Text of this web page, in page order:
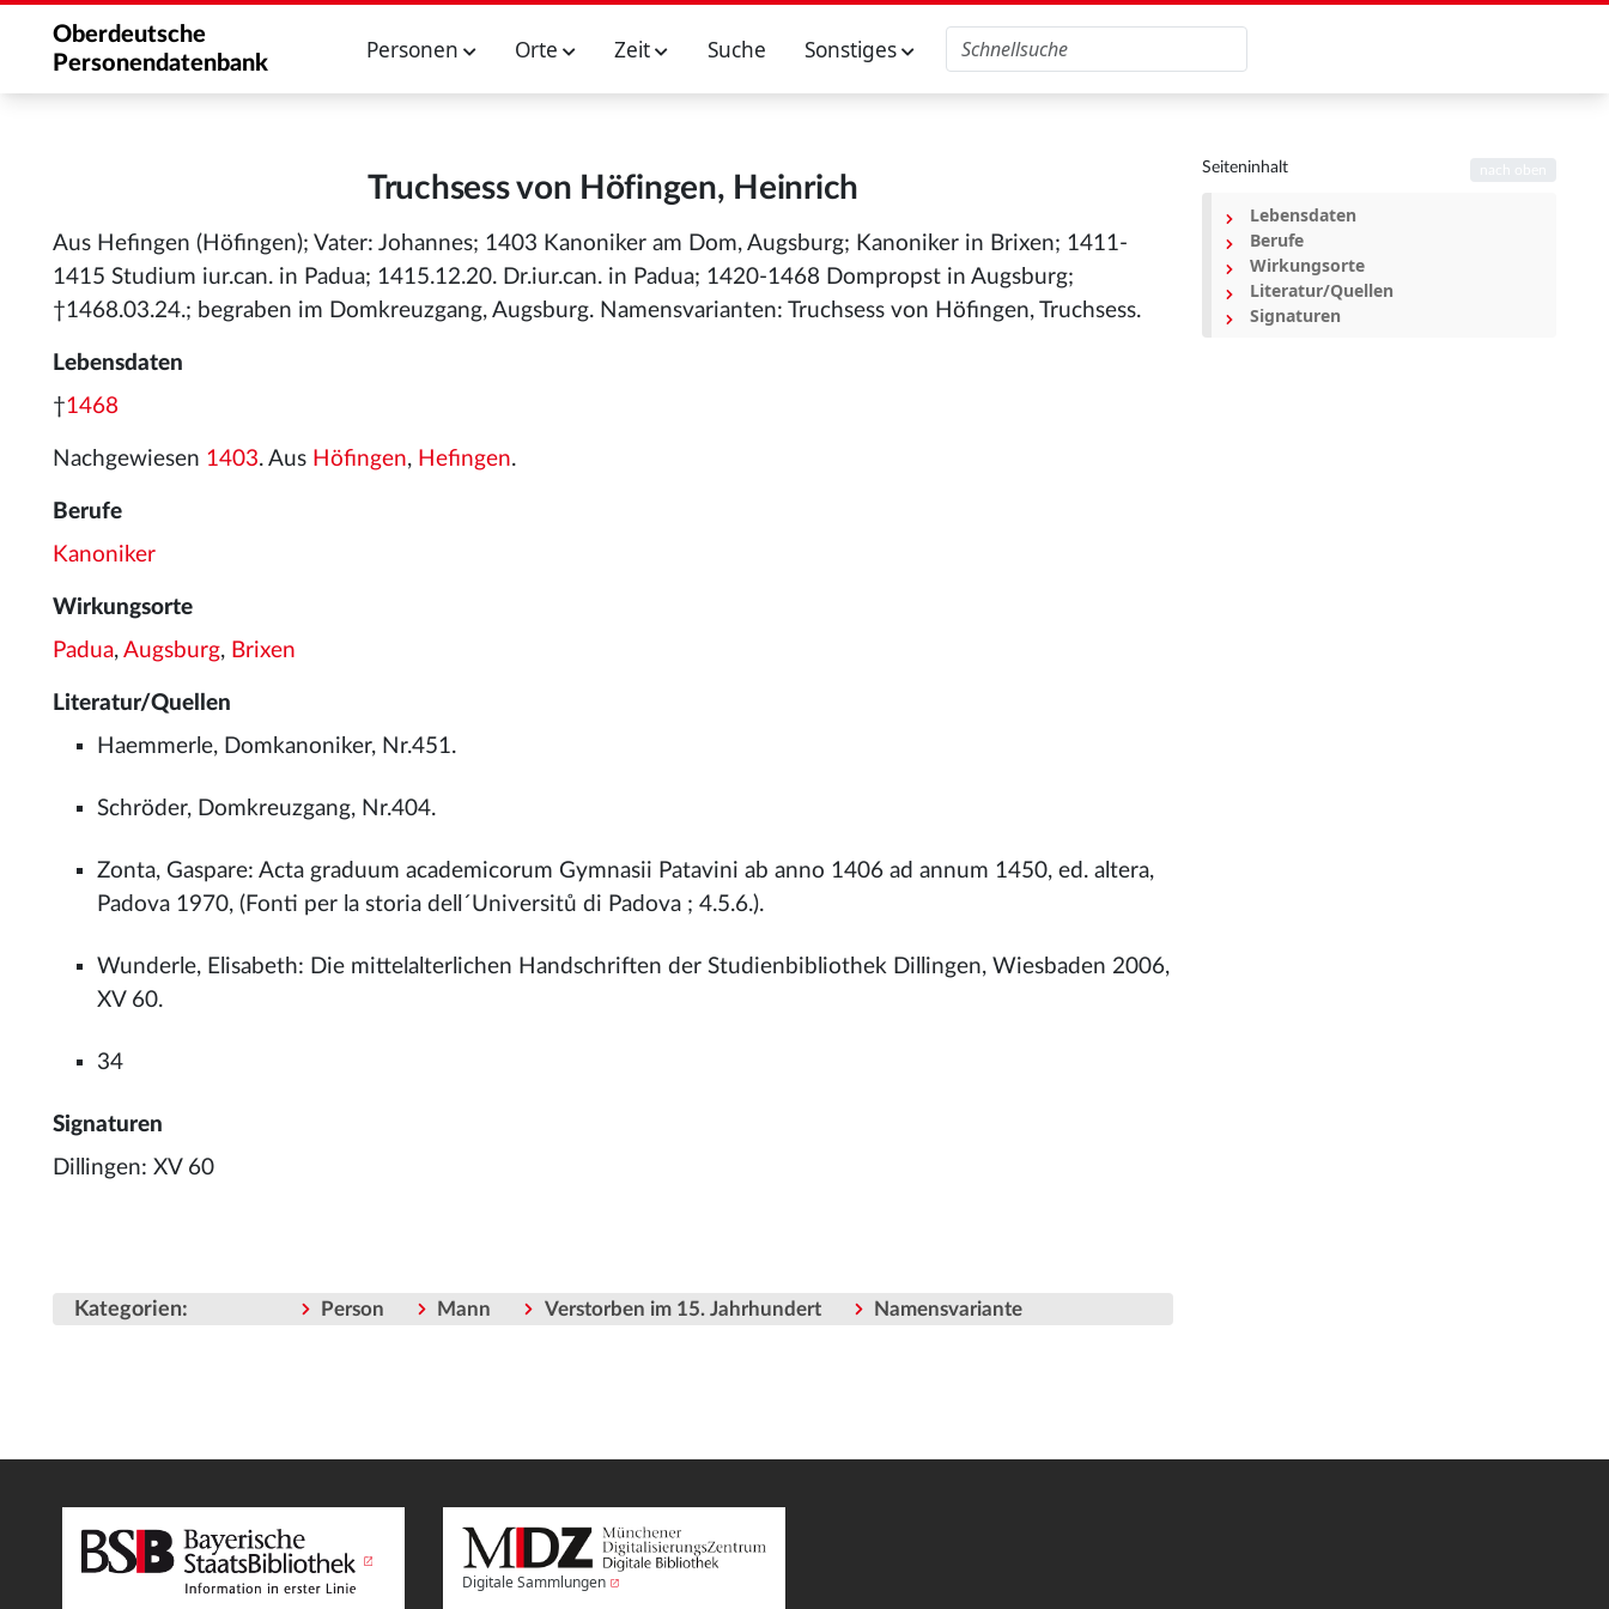
Oberdeutsche
Personendatenbank
Personen Orte Zeit Suche Sonstiges
Truchsess von Höfingen, Heinrich
Aus Hefingen (Höfingen); Vater: Johannes; 1403 Kanoniker am Dom, Augsburg; Kanoniker in Brixen; 1411-
1415 Studium iur.can. in Padua; 1415.12.20. Dr.iur.can. in Padua; 1420-1468 Dompropst in Augsburg;
†1468.03.24.; begraben im Domkreuzgang, Augsburg. Namensvarianten: Truchsess von Höfingen, Truchsess.
Lebensdaten
†1468
Nachgewiesen 1403. Aus Höfingen, Hefingen.
Berufe
Kanoniker
Wirkungsorte
Padua, Augsburg, Brixen
Literatur/Quellen
Haemmerle, Domkanoniker, Nr.451.
Schröder, Domkreuzgang, Nr.404.
Zonta, Gaspare: Acta graduum academicorum Gymnasii Patavini ab anno 1406 ad annum 1450, ed. altera,
Padova 1970, (Fonti per la storia dell´Universitů di Padova ; 4.5.6.).
Wunderle, Elisabeth: Die mittelalterlichen Handschriften der Studienbibliothek Dillingen, Wiesbaden 2006,
XV 60.
34
Signaturen
Dillingen: XV 60
Kategorien: Person Mann Verstorben im 15. Jahrhundert Namensvariante
Seiteninhalt
Lebensdaten
Berufe
Wirkungsorte
Literatur/Quellen
Signaturen
Digitale Sammlungen